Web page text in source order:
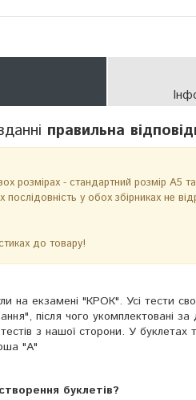
правильна
розмірах - стандартний розмір А5
у обох збірниках не
до товару!
на екзамені "КРОК". Усі тести
після чого укомплектовані за
з нашої сторони. У буклетах
"А"
буклетів?